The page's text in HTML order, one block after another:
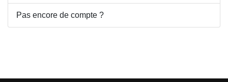
Pas encore de compte ?